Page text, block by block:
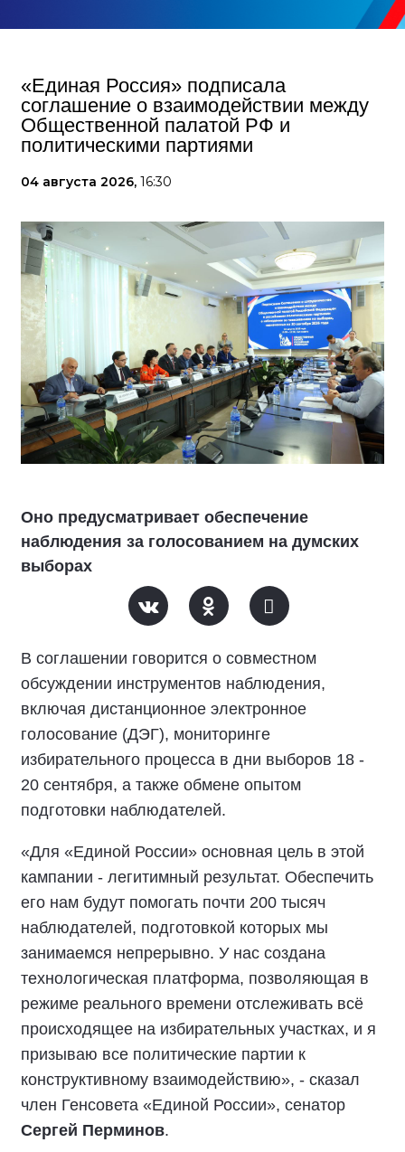
«Единая Россия» подписала
соглашение о взаимодействии между
Общественной палатой РФ и
политическими партиями
04 августа 2026, 16:30
Оно предусматривает обеспечение
наблюдения за голосованием на думских
выборах
В соглашении говорится о совместном
обсуждении инструментов наблюдения,
включая дистанционное электронное
голосование (ДЭГ), мониторинге
избирательного процесса в дни выборов 18 -
20 сентября, а также обмене опытом
подготовки наблюдателей.
«Для «Единой России» основная цель в этой
кампании - легитимный результат. Обеспечить
его нам будут помогать почти 200 тысяч
наблюдателей, подготовкой которых мы
занимаемся непрерывно. У нас создана
технологическая платформа, позволяющая в
режиме реального времени отслеживать всё
происходящее на избирательных участках, и я
призываю все политические партии к
конструктивному взаимодействию», - сказал
член Генсовета «Единой России», сенатор
Сергей Перминов.